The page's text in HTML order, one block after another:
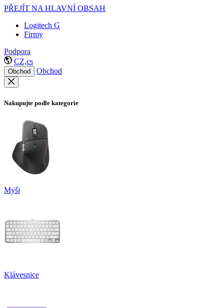
PŘEJÍT NA HLAVNÍ OBSAH
Logitech G
Firmy
Podpora
CZ,cs
Obchod Obchod
Nakupujte podle kategorie
Myši
Klávesnice